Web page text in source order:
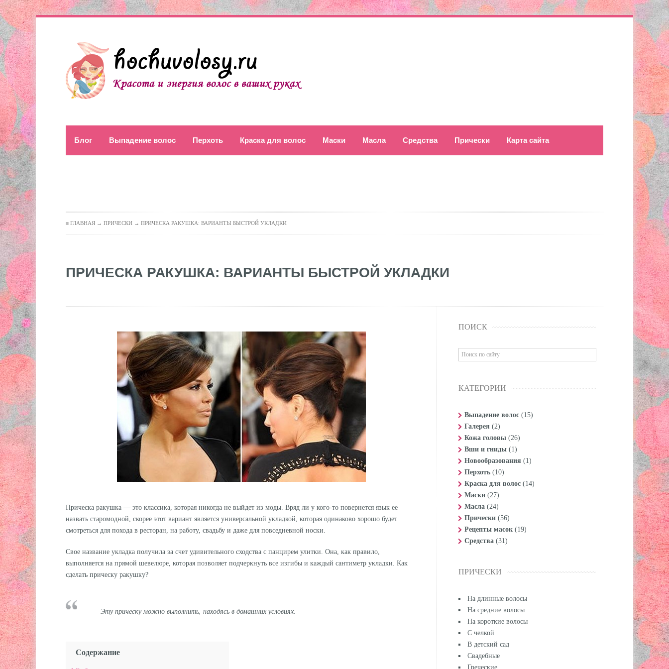
Блог Выпадение волос Перхоть Краска для волос Маски Масла Средства Прически Карта сайта
≡ ГЛАВНАЯ → ПРИЧЕСКИ → ПРИЧЕСКА РАКУШКА: ВАРИАНТЫ БЫСТРОЙ УКЛАДКИ
ПРИЧЕСКА РАКУШКА: ВАРИАНТЫ БЫСТРОЙ УКЛАДКИ
Прическа ракушка — это классика, которая никогда не выйдет из моды. Вряд ли у кого-то повернется язык ее
назвать старомодной, скорее этот вариант является универсальной укладкой, которая одинаково хорошо будет
смотреться для похода в ресторан, на работу, свадьбу и даже для повседневной носки.
Свое название укладка получила за счет удивительного сходства с панцирем улитки. Она, как правило,
выполняется на прямой шевелюре, которая позволяет подчеркнуть все изгибы и каждый сантиметр укладки. Как
сделать прическу ракушку?
Эту прическу можно выполнить, находясь в домашних условиях.
Содержание
ПОИСК
КАТЕГОРИИ
Выпадение волос (15)
Галерея (2)
Кожа головы (26)
Вши и гниды (1)
Новообразования (1)
Перхоть (10)
Краска для волос (14)
Маски (27)
Масла (24)
Прически (56)
Рецепты масок (19)
Средства (31)
ПРИЧЕСКИ
На длинные волосы
На средние волосы
На короткие волосы
С челкой
В детский сад
Свадебные
Греческие